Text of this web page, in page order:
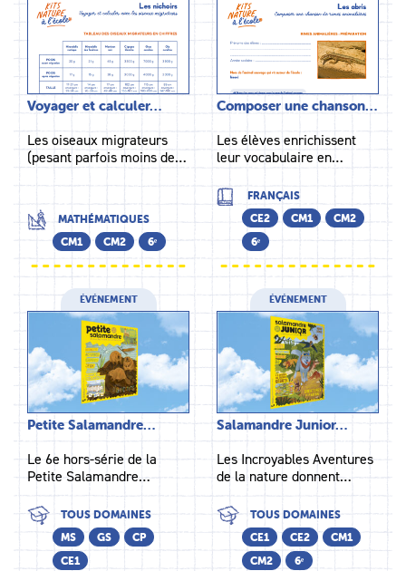
Voyager et calculer…
Les oiseaux migrateurs
(pesant parfois moins de…
MATHÉMATIQUES
CM1
CM2 6ᵉ
Composer une chanson…
Les élèves enrichissent
leur vocabulaire en…
FRANÇAIS
CE2
CM1
CM2
6ᵉ
ÉVÉNEMENT
Petite Salamandre…
Le 6e hors-série de la
Petite Salamandre…
TOUS DOMAINES
MS
GS
CP
CE1
ÉVÉNEMENT
Salamandre Junior…
Les Incroyables Aventures
de la nature donnent…
TOUS DOMAINES
CE1
CE2
CM1
CM2
6ᵉ